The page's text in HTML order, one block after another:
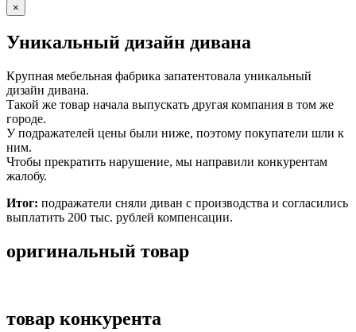
×
Уникальный дизайн дивана
Крупная мебельная фабрика запатентовала уникальный
дизайн дивана.
Такой же товар начала выпускать другая компания в том же
городе.
У подражателей цены были ниже, поэтому покупатели шли к
ним.
Чтобы прекратить нарушение, мы направили конкурентам
жалобу.
Итог: подражатели сняли диван с производства и согласились
выплатить 200 тыс. рублей компенсации.
оригинальный товар
товар конкурента